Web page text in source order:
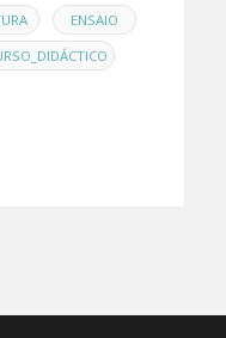
,
ENSAIO
,